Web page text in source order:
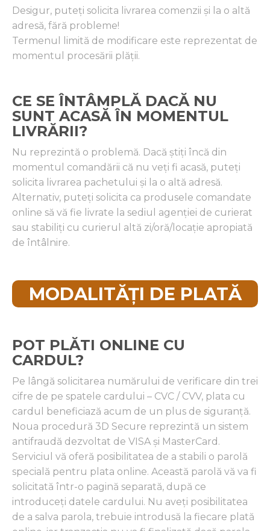
Desigur, puteți solicita livrarea comenzii și la o altă
adresă, fără probleme!
Termenul limită de modificare este reprezentat de
momentul procesării plăţii.
CE SE ÎNTÂMPLĂ DACĂ NU
SUNT ACASĂ ÎN MOMENTUL
LIVRĂRII?
Nu reprezintă o problemă. Dacă știți încă din
momentul comandării că nu veți fi acasă, puteți
solicita livrarea pachetului și la o altă adresă.
Alternativ, puteți solicita ca produsele comandate
online să vă fie livrate la sediul agenției de curierat
sau stabiliți cu curierul altă zi/oră/locație apropiată
de întâlnire.
MODALITĂȚI DE PLATĂ
POT PLĂTI ONLINE CU
CARDUL?
Pe lângă solicitarea numărului de verificare din trei
cifre de pe spatele cardului – CVC / CVV, plata cu
cardul beneficiază acum de un plus de siguranță.
Noua procedură 3D Secure reprezintă un sistem
antifraudă dezvoltat de VISA şi MasterCard.
Serviciul vă oferă posibilitatea de a stabili o parolă
specială pentru plata online. Această parolă vă va fi
solicitată într-o pagină separată, după ce
introduceţi datele cardului. Nu aveţi posibilitatea
de a salva parola, trebuie introdusă la fiecare plată